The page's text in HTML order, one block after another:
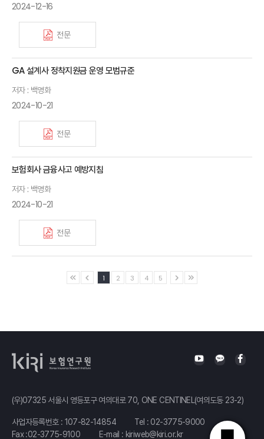
2024-12-16
전문
GA 설계사 정착지원금 운영 모범규준
저자 : 백영화
2024-10-21
전문
보험회사 금융사고 예방지침
저자 : 백영화
2024-10-21
전문
1 2 3 4 5
(우)07325 서울시 영등포구 여의대로 70, ONE CENTINEL(여의도동 23-2)
사업자등록번호 : 107-82-14854 Tel : 02-3775-9000
Fax :02-3775-9100
E-mail : kiriweb@kiri.or.kr